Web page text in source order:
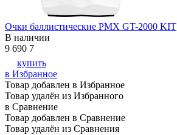
Очки баллистические PMX GT-2000 KIT
В наличии
9 690 7
купить
в Избранное
Товар добавлен в Избранное
Товар удалён из Избранного
в Сравнение
Товар добавлен в Сравнение
Товар удалён из Сравнения